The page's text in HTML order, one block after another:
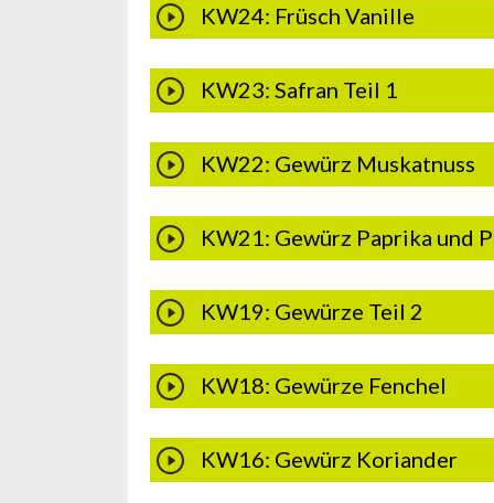
KW24: Früsch Vanille
KW23: Safran Teil 1
KW22: Gewürz Muskatnuss
KW21: Gewürz Paprika und
KW19: Gewürze Teil 2
KW18: Gewürze Fenchel
KW16: Gewürz Koriander